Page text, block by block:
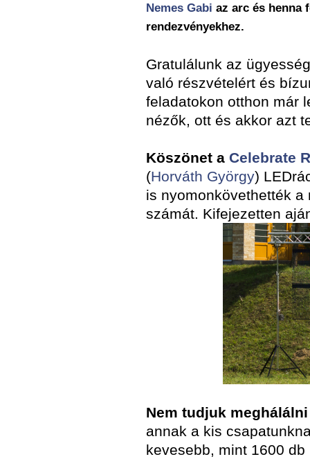
Nemes Gabi az arc és henna
rendezvényekhez.
Gratulálunk az
való részvételért és
feladatokon otthon már
nézők, ott és akkor azt
Köszönet a Celebrate
(Horváth György)
is nyomonkövethették
számát. Kifejezetten
Nem tudjuk meghálálni
annak a kis
kevesebb, mint 1600